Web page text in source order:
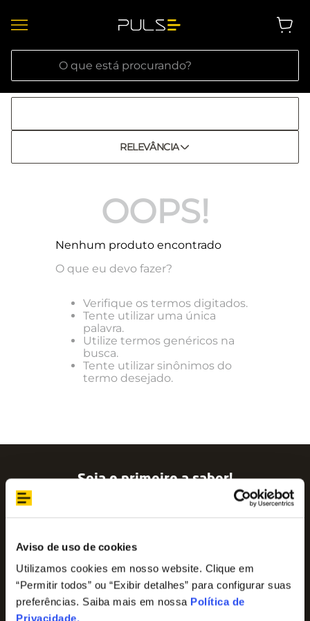
Aviso de uso de cookies
Utilizamos cookies em nosso website. Clique em
“Permitir todos” ou “Exibir detalhes” para configurar suas
preferências. Saiba mais em nossa Política de
Privacidade.
O que está procurando?
RELEVÂNCIA
OOPS!
Nenhum produto encontrado
O que eu devo fazer?
Verifique os termos digitados.
Tente utilizar uma única
palavra.
Utilize termos genéricos na
busca.
Tente utilizar sinônimos do
termo desejado.
Seja o primeiro a saber!
Assine nossa newsletter para ficar por dentro
das últimas tendências e aproveite promoções
Nome
E-mail